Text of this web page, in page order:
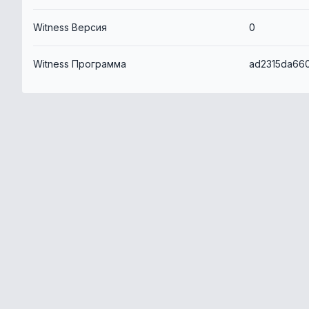
Witness Версия 0
Witness Программа